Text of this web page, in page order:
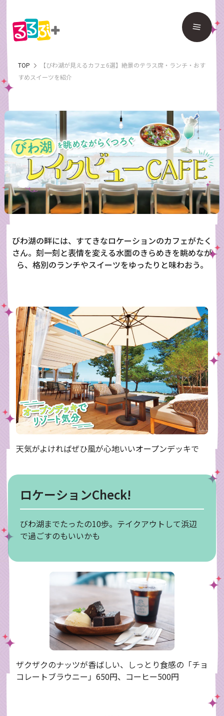
TOP
【びわ湖が見えるカフェ6選】絶景のテラス席・ランチ・おす
すめスイーツを紹介
びわ湖の畔には、すてきなロケーションのカフェがたく
さん。刻一刻と表情を変える水面のきらめきを眺めなが
ら、格別のランチやスイーツをゆったりと味わおう。
天気がよければぜひ風が心地いいオープンデッキで
ロケーションCheck!
びわ湖までたったの10歩。テイクアウトして浜辺
で過ごすのもいいかも
ザクザクのナッツが香ばしい、しっとり食感の「チョ
コレートブラウニー」650円、コーヒー500円